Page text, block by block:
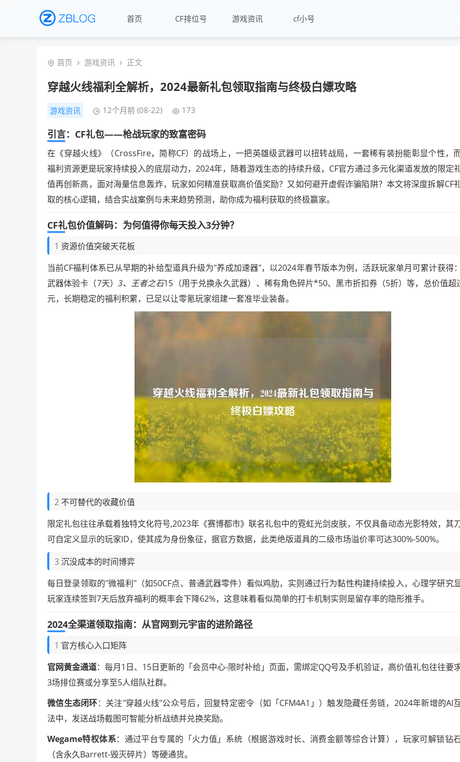
首页 CF排位号 游戏资讯 cf小号
首页 游戏资讯 正文
穿越火线福利全解析，2024最新礼包领取指南与终极白嫖攻略
游戏资讯 12个月前 (08-22) 173
引言：CF礼包——枪战玩家的致富密码
在《穿越火线》（CrossFire，简称CF）的战场上，一把英雄级武器可以扭转战局，一套稀有装扮能彰显个性，
福利资源更是玩家持续投入的底层动力，2024年，随着游戏生态的持续升级，CF官方通过多元化渠道发放的限定
值再创新高，面对海量信息轰炸，玩家如何精准获取高价值奖励？又如何避开虚假诈骗陷阱？本文将深度拆解CF
取的核心逻辑，结合实战案例与未来趋势预测，助你成为福利获取的终极赢家。
CF礼包价值解码：为何值得你每天投入3分钟？
1 资源价值突破天花板
当前CF福利体系已从早期的补给型道具升级为"养成加速器"，以2024年春节版本为例，活跃玩家单月可累计获得
武器体验卡（7天） 3、王者之石15（用于兑换永久武器）、稀有角色碎片*50、黑市折扣券（5折）等，总价值超
元，长期稳定的福利积累，已足以让零氪玩家组建一套准毕业装备。
2 不可替代的收藏价值
限定礼包往往承载着独特文化符号,2023年《赛博都市》联名礼包中的霓虹光剑皮肤，不仅具备动态光影特效，其
可自定义显示的玩家ID，使其成为身份象征，据官方数据，此类绝版道具的二级市场溢价率可达300%-500%。
3 沉没成本的时间博弈
每日登录领取的"微福利"（如50CF点、普通武器零件）看似鸡肋，实则通过行为黏性构建持续投入，心理学研究显
玩家连续签到7天后放弃福利的概率会下降62%，这意味着看似简单的打卡机制实则是留存率的隐形推手。
2024全渠道领取指南：从官网到元宇宙的进阶路径
1 官方核心入口矩阵
官网黄金通道：每月1日、15日更新的「会员中心-限时补给」页面，需绑定QQ号及手机验证，高价值礼包往往要
3场排位赛或分享至5人组队社群。
微信生态闭环：关注"穿越火线"公众号后，回复特定密令（如「CFM4A1」）触发隐藏任务链，2024年新增的AI
法中，发送战场截图可智能分析战绩并兑换奖励。
Wegame特权体系：通过平台专属的「火力值」系统（根据游戏时长、消费金额等综合计算），玩家可解锁钻
（含永久Barrett-毁灭碎片）等硬通货。